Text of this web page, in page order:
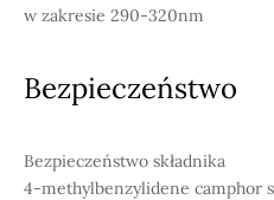
w zakresie 290-320nm
Bezpieczeństwo
Bezpieczeństwo składnika
4-methylbenzylidene camphor